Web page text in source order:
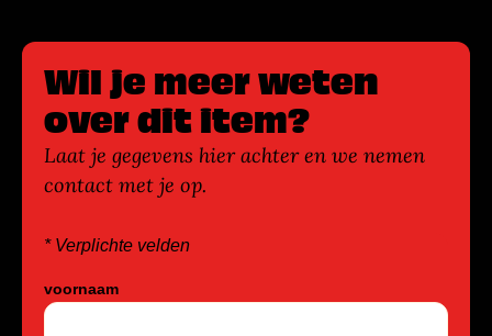
Wil je meer weten
over dit item?
Laat je gegevens hier achter en we nemen
contact met je op.
* Verplichte velden
voornaam